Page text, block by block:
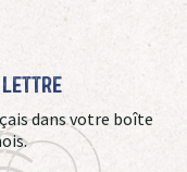
Lettre
dans votre boîte